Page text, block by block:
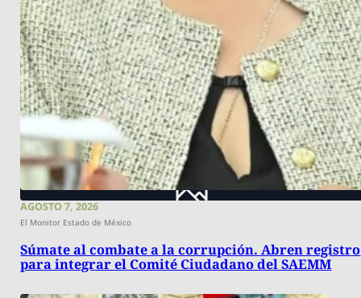
AGOSTO 7, 2026
El Monitor Estado de México
Súmate al combate a la corrupción. Abren registro
para integrar el Comité Ciudadano del SAEMM